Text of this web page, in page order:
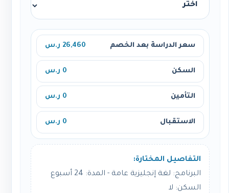
سعر الدراسة بعد الخصم 26,460 ر.س
السكن 0 ر.س
التأمين 0 ر.س
الاستقبال 0 ر.س
التفاصيل المختارة:
البرنامج: لغة إنجليزية عامة - المدة: 24 أسبوع
السكن: لا